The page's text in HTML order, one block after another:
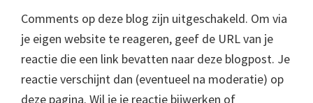
Comments op deze blog zijn uitgeschakeld. Om via
je eigen website te reageren, geef de URL van je
reactie die een link bevatten naar deze blogpost. Je
reactie verschijnt dan (eventueel na moderatie) op
deze pagina. Wil je je reactie bijwerken of